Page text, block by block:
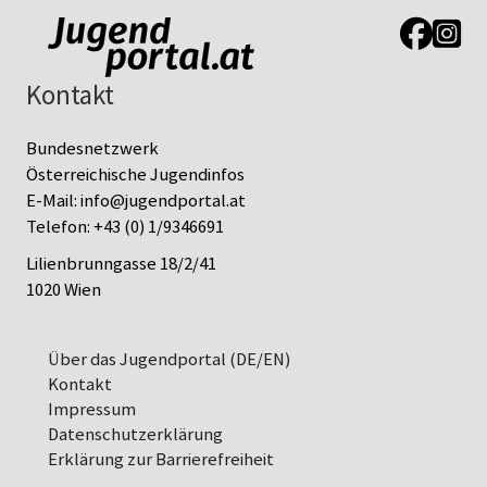
Link zur
Link
Kontakt
Bundesnetzwerk
Österreichische Jugendinfos
E-Mail:info@jugendportal.at
Telefon:+43 (0) 1/9346691
Lilienbrunngasse 18/2/41
1020 Wien
Über das Jugendportal (DE/EN)
Kontakt
Impressum
Datenschutz­erklärung
Erklärung zur Barrierefreiheit